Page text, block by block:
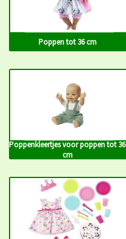
Poppen tot 36 cm
Poppenkleertjes voor poppen tot 36
cm